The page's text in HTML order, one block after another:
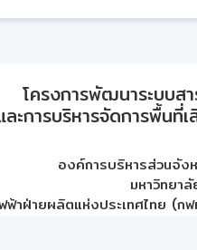
โครงการพัฒนาระบบส
ละการบริหารจัดการพื้นที่
องค์การบริหารส่วนจัง
มหาวิทยา
ฟ้าฝ่ายผลิตแห่งประเทศไทย (กฟ